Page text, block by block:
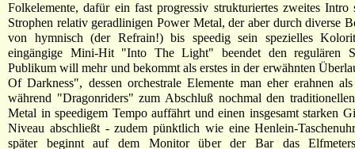
Folkelemente, dafür ein fast progressiv strukturiertes zweites
Strophen relativ geradlinigen Power Metal, der aber durch diverse
von hymnisch (der Refrain!) bis speedig sein spezielles
eingängige Mini-Hit "Into The Light" beendet den regulären
Publikum will mehr und bekommt als erstes in der erwähnten
Of Darkness", dessen orchestrale Elemente man eher erahnen
während "Dragonriders" zum Abschluß nochmal den
Metal in speedigem Tempo auffährt und einen insgesamt starken
Niveau abschließt - zudem pünktlich wie eine Henlein-
später beginnt auf dem Monitor über der Bar das